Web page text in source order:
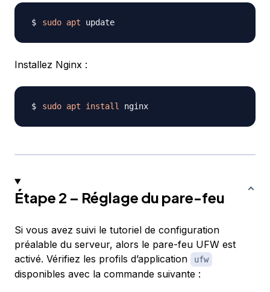
sudo apt
Installez Nginx :
sudo apt install
Étape 2 – Réglage du pare-feu
Si vous avez suivi le tutoriel de configuration
préalable du serveur, alors le pare-feu UFW est
activé. Vérifiez les profils d’application
ufw
disponibles avec la commande suivante :